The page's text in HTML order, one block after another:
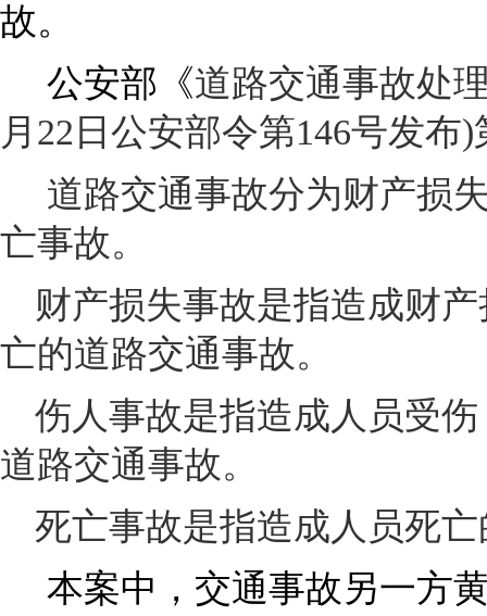
故。
公安部《道路交通事故处
月22日公安部令第146号发布
道路交通事故分为财产损
亡事故。
财产损失事故是指造成财
亡的道路交通事故。
伤人事故是指造成人员受
道路交通事故。
死亡事故是指造成人员死
本案中，交通事故另一方